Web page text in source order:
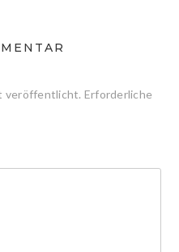
veröffentlicht. Erforderliche